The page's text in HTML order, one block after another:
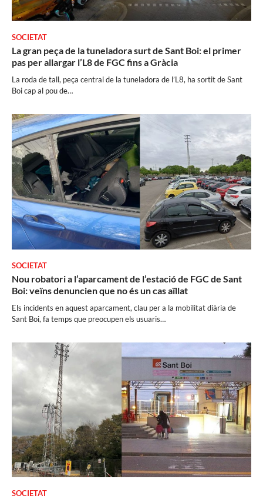
SOCIETAT
La gran peça de la tuneladora surt de Sant Boi: el primer
pas per allargar l’L8 de FGC fins a Gràcia
La roda de tall, peça central de la tuneladora de l’L8, ha sortit de Sant
Boi cap al pou de…
SOCIETAT
Nou robatori a l’aparcament de l’estació de FGC de Sant
Boi: veïns denuncien que no és un cas aïllat
Els incidents en aquest aparcament, clau per a la mobilitat diària de
Sant Boi, fa temps que preocupen els usuaris…
SOCIETAT